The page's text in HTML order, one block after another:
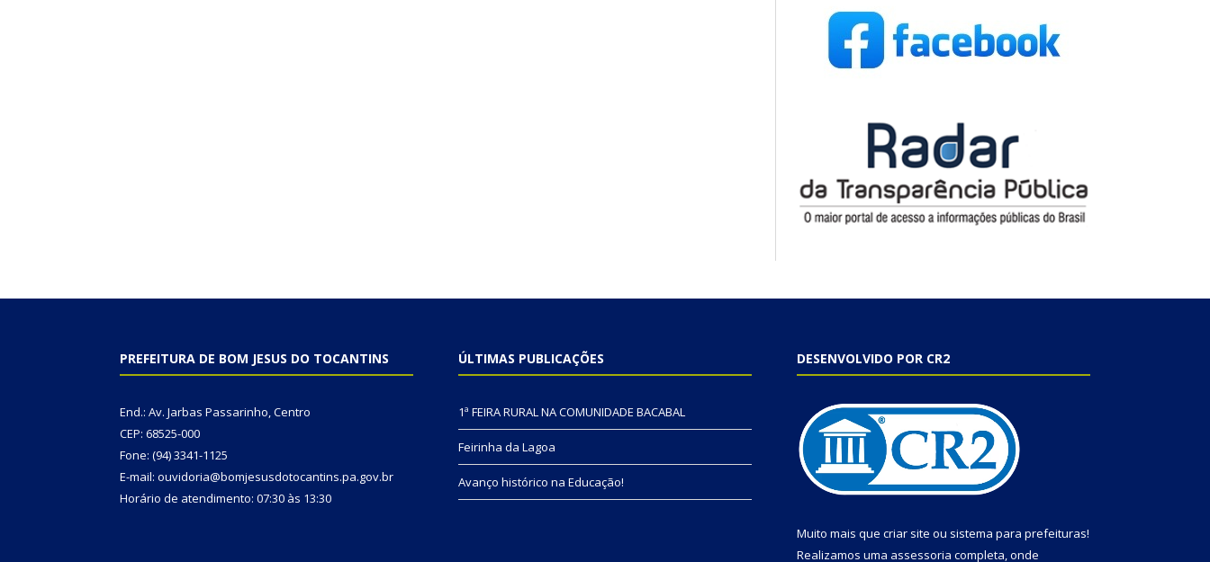
PREFEITURA DE BOM JESUS DO TOCANTINS
End.: Av. Jarbas Passarinho, Centro
CEP: 68525-000
Fone: (94) 3341-1125
E-mail: ouvidoria@bomjesusdotocantins.pa.gov.br
Horário de atendimento: 07:30 às 13:30
ÚLTIMAS PUBLICAÇÕES
1ª FEIRA RURAL NA COMUNIDADE BACABAL
Feirinha da Lagoa
Avanço histórico na Educação!
DESENVOLVIDO POR CR2
Muito mais que criar site ou sistema para prefeituras!
Realizamos uma assessoria completa, onde